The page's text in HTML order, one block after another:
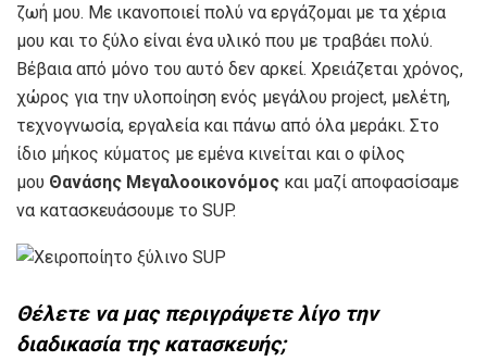
ζωή μου. Με ικανοποιεί πολύ να εργάζομαι με τα χέρια
μου και το ξύλο είναι ένα υλικό που με τραβάει πολύ.
Βέβαια από μόνο του αυτό δεν αρκεί. Χρειάζεται χρόνος,
χώρος για την υλοποίηση ενός μεγάλου project, μελέτη,
τεχνογνωσία, εργαλεία και πάνω από όλα μεράκι. Στο
ίδιο μήκος κύματος με εμένα κινείται και ο φίλος
μου Θανάσης Μεγαλοοικονόμος και μαζί αποφασίσαμε
να κατασκευάσουμε το SUP.
Θέλετε να μας περιγράψετε λίγο την
διαδικασία της κατασκευής;